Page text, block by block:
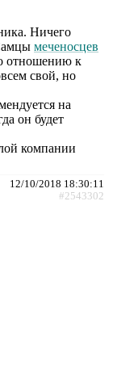
Ничего
меченосцев
отношению к
свой, но
на
он будет
компании
12/10/2018 18:30:11
#2543302